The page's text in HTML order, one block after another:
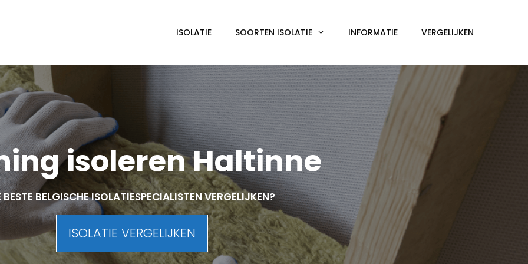
ISOLATIE SOORTEN ISOLATIE INFORMATIE VERGELIJKEN
isoleren Haltinne
BESTE BELGISCHE ISOLATIESPECIALISTEN VERGELIJKEN?
ISOLATIE VERGELIJKEN